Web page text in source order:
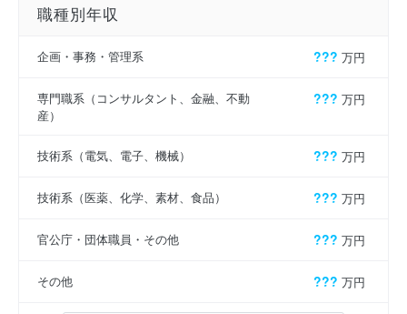
職種別年収
企画・事務・管理系 ??? 万円
専門職系（コンサルタント、金融、不動
産）
??? 万円
技術系（電気、電子、機械） ??? 万円
技術系（医薬、化学、素材、食品） ??? 万円
官公庁・団体職員・その他 ??? 万円
その他 ??? 万円